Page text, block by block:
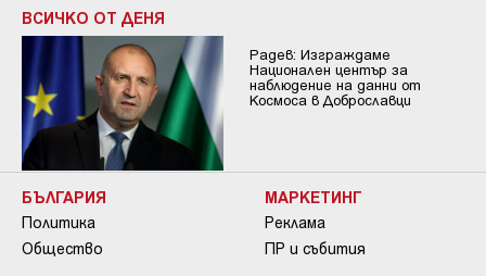
ВСИЧКО ОТ ДЕНЯ
Радев: Изграждаме
Национален център за
наблюдение на данни от
Космоса в Доброславци
БЪЛГАРИЯ
Политика
Общество
МАРКЕТИНГ
Реклама
ПР и събития